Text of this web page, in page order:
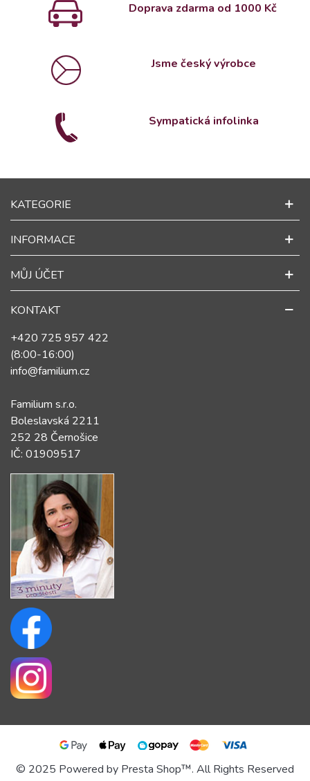
Doprava zdarma od 1000 Kč
Jsme český výrobce
Sympatická infolinka
KATEGORIE
INFORMACE
MŮJ ÚČET
KONTAKT
+420 725 957 422
(8:00-16:00)
info@familium.cz
Familium s.r.o.
Boleslavská 2211
252 28 Černošice
IČ: 01909517
© 2025 Powered by Presta Shop™. All Rights Reserved